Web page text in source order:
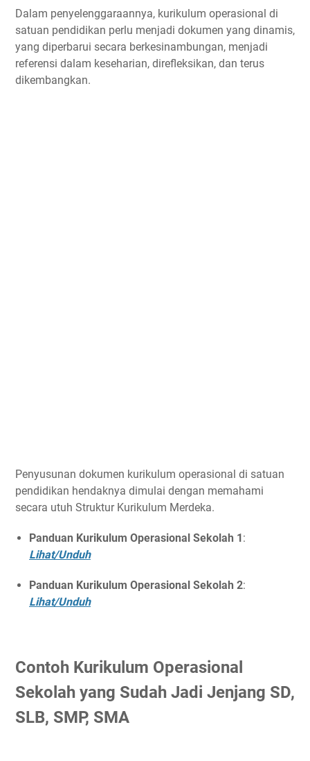
Dalam penyelenggaraannya, kurikulum operasional di
satuan pendidikan perlu menjadi dokumen yang dinamis,
yang diperbarui secara berkesinambungan, menjadi
referensi dalam keseharian, direfleksikan, dan terus
dikembangkan.
Penyusunan dokumen kurikulum operasional di satuan
pendidikan hendaknya dimulai dengan memahami
secara utuh Struktur Kurikulum Merdeka.
Panduan Kurikulum Operasional Sekolah 1 :
Lihat/Unduh
Panduan Kurikulum Operasional Sekolah 2:
Lihat/Unduh
Contoh Kurikulum Operasional
Sekolah yang Sudah Jadi Jenjang SD,
SLB, SMP, SMA